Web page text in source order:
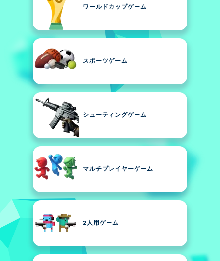
ワールドカップゲーム
スポーツゲーム
シューティングゲーム
マルチプレイヤーゲーム
2人用ゲーム